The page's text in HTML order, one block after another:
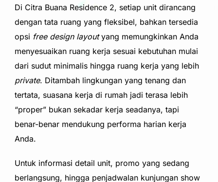
Di Citra Buana Residence 2, setiap unit dirancang
dengan tata ruang yang fleksibel, bahkan tersedia
opsi free design layoutyang memungkinkan Anda
menyesuaikan ruang kerja sesuai kebutuhan mulai
dari sudut minimalis hingga ruang kerja yang lebih
private. Ditambah lingkungan yang tenang dan
tertata, suasana kerja di rumah jadi terasa lebih
“proper” bukan sekadar kerja seadanya, tapi
benar-benar mendukung performa harian kerja
Anda.
Untuk informasi detail unit, promo yang sedang
berlangsung, hingga penjadwalan kunjungan show